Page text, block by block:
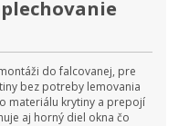
do falcovanej, pre
bez potreby lemovania
materiálu krytiny a prepojí
aj horný diel okna čo